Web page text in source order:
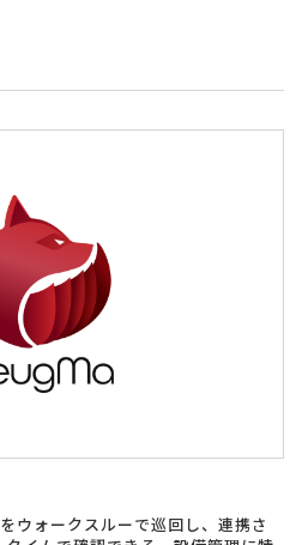
ウォークスルーで巡回し、連携さ